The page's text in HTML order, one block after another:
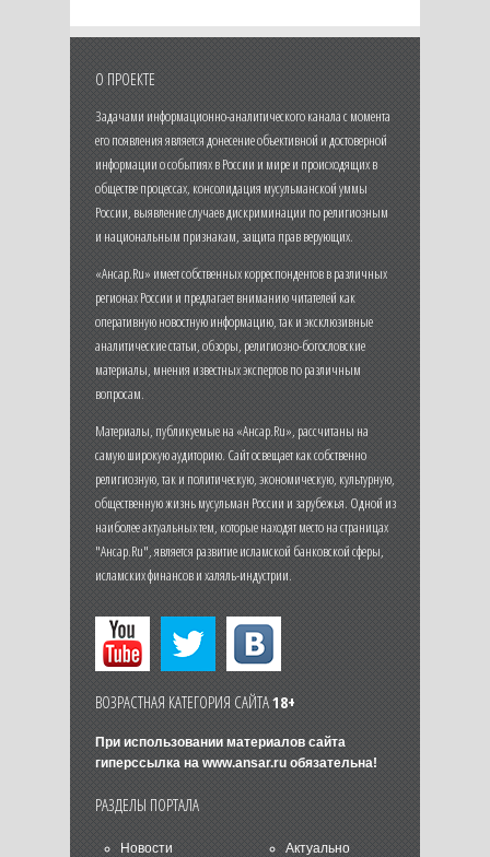
О ПРОЕКТЕ
Задачами информационно-аналитического канала с момента
его появления является донесение объективной и достоверной
информации о событиях в России и мире и происходящих в
обществе процессах, консолидация мусульманской уммы
России, выявление случаев дискриминации по религиозным
и национальным признакам, защита прав верующих.
«Ансар.Ru» имеет собственных корреспондентов в различных
регионах России и предлагает вниманию читателей как
оперативную новостную информацию, так и эксклюзивные
аналитические статьи, обзоры, религиозно-богословские
материалы, мнения известных экспертов по различным
вопросам.
Материалы, публикуемые на «Ансар.Ru», рассчитаны на
самую широкую аудиторию. Сайт освещает как собственно
религиозную, так и политическую, экономическую, культурную,
общественную жизнь мусульман России и зарубежья. Одной из
наиболее актуальных тем, которые находят место на страницах
"Ансар.Ru", является развитие исламской банковской сферы,
исламских финансов и халяль-индустрии.
ВОЗРАСТНАЯ КАТЕГОРИЯ САЙТА18+
При использовании материалов сайта
гиперссылка на www.ansar.ruобязательна!
РАЗДЕЛЫ ПОРТАЛА
Новости Актуально